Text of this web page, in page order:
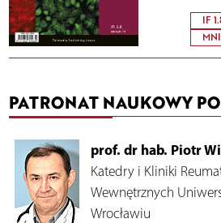
IF
PATRONAT NAUKOWY
prof. dr hab. Piotr
Katedry i Kliniki
Wewnętrznych
Wrocławiu